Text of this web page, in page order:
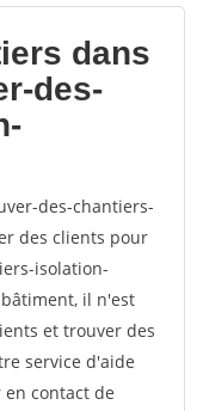
dans
des-
des-chantiers-
des clients pour
isolation-
il n'est
et trouver des
service d'aide
contact de